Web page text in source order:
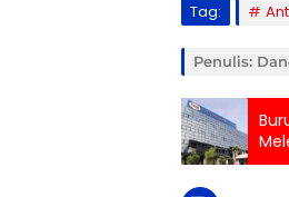
Tag:
Penulis: